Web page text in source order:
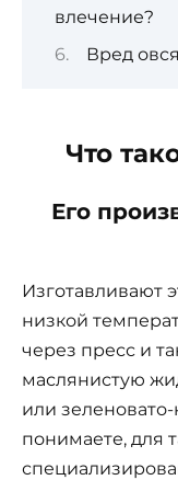
влечение?
Вред
Что
Его
Изготавливают
низкой
через пресс и
маслянистую
или
понимаете, для